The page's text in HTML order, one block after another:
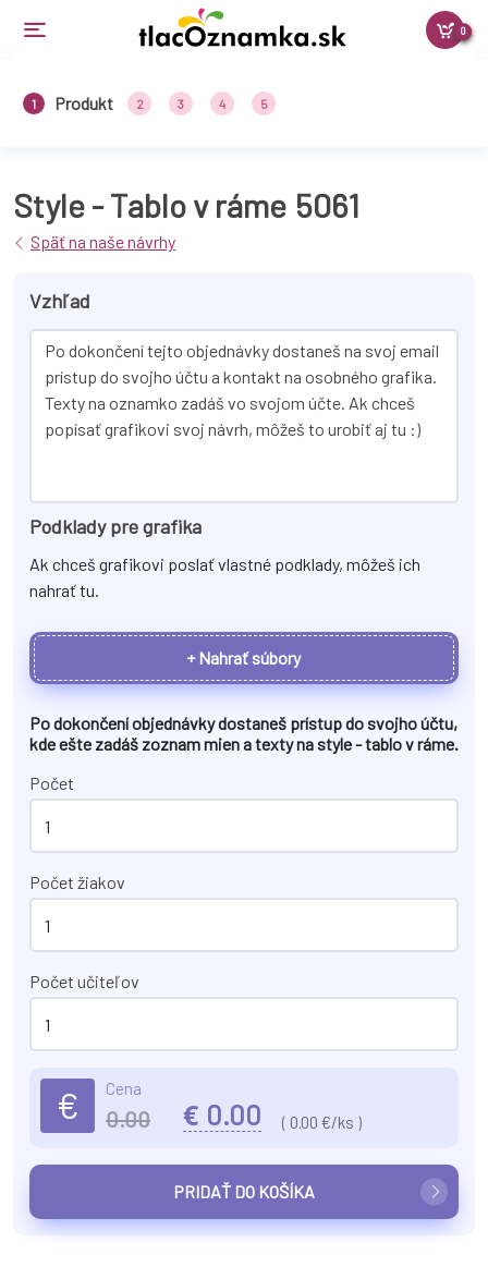
0
1 Produkt 2 3 4 5
Style - Tablo v ráme 5061
Späť na naše návrhy
Vzhľad
Podklady pre grafika
Ak chceš grafikovi poslať vlastné podklady, môžeš ich
nahrať tu.
+ Nahrať súbory
Po dokončení objednávky dostaneš prístup do svojho účtu,
kde ešte zadáš zoznam mien a texty nastyle - tablo v ráme.
Počet
Počet žiakov
Počet učiteľov
€ Cena
0.00 € 0.00 ( 0.00 €/ks )
PRIDAŤ DO KOŠÍKA